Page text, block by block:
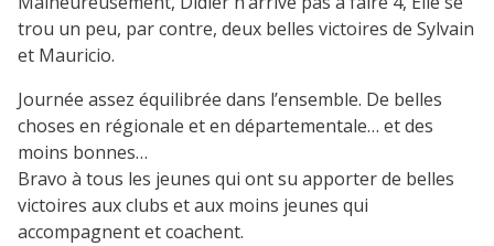
trou un peu, par contre, deux belles victoires de Sylvain
et Mauricio.
Journée assez équilibrée dans l’ensemble. De belles
choses en régionale et en départementale… et des
moins bonnes…
Bravo à tous les jeunes qui ont su apporter de belles
victoires aux clubs et aux moins jeunes qui
accompagnent et coachent.